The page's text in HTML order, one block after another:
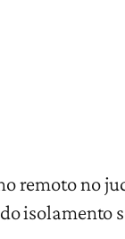
remoto no
isolamento